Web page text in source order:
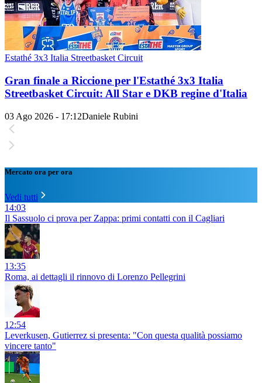
Estathé 3x3 Italia Streetbasket Circuit
Gran finale a Riccione per l'Estathé 3x3 Italia
Streetbasket Circuit: All Star e DKB regine d'Italia
03 Ago 2026 - 17:12Daniele Rubini
Mercato ora per ora
Vedi tutti
14:03
Il Sassuolo ci prova per Zappa: primi contatti con il Cagliari
13:35
Roma, ai dettagli il rinnovo di Lorenzo Pellegrini
12:54
Leverkusen, Gutierrez si presenta: "Con questa qualità possiamo
vincere tanto"